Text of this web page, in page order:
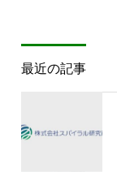
最近の記事